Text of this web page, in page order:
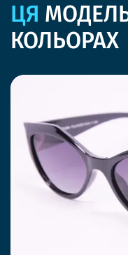
ЦЯ
КОЛЬОРАХ